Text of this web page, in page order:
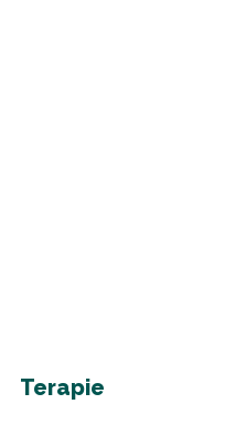
Terapie